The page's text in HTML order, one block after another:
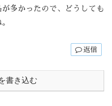
多かったので、どうしても
返信
書き込む